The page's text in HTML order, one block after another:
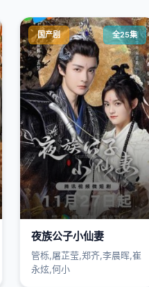
国产剧 全25集
夜族公子小仙妻
管栎,屠芷莹,郑齐,李晨晖,崔
永炫,何小